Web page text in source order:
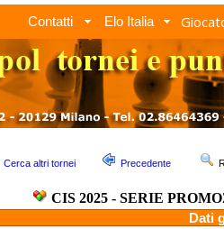
Contatti Elo Italia
Cerca altri tornei Precedente
CIS 2025 - SERIE
Dati